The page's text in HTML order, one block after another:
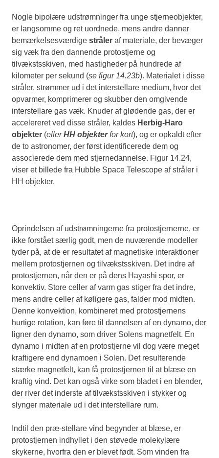
Nogle bipolære udstrømninger fra unge stjerneobjekter,
er langsomme og ret uordnede, mens andre danner
bemærkelsesværdige stråler af materiale, der bevæger
sig væk fra den dannende protostjerne og
tilvækstsskiven, med hastigheder på hundrede af
kilometer per sekund (se figur 14.23b). Materialet i disse
stråler, strømmer ud i det interstellare medium, hvor det
opvarmer, komprimerer og skubber den omgivende
interstellare gas væk. Knuder af glødende gas, der er
accelereret ved disse stråler, kaldes Herbig-Haro
objekter (ellerHH objekterfor kort), og er opkaldt efter
de to astronomer, der først identificerede dem og
associerede dem med stjernedannelse. Figur 14.24,
viser et billede fra Hubble Space Telescope af stråler i
HH objekter.
Oprindelsen af udstrømningerne fra protostjernerne, er
ikke forstået særlig godt, men de nuværende modeller
tyder på, at de er resultatet af magnetiske interaktioner
mellem protostjernen og tilvækstsskiven. Det indre af
protostjernen, når den er på dens Hayashi spor, er
konvektiv. Store celler af varm gas stiger fra det indre,
mens andre celler af køligere gas, falder mod midten.
Denne konvektion, kombineret med protostjernens
hurtige rotation, kan føre til dannelsen af en dynamo, der
ligner den dynamo, som driver Solens magnetfelt. En
dynamo i midten af en protostjerne vil dog være meget
kraftigere end dynamoen i Solen. Det resulterende
stærke magnetfelt, kan få protostjernen til at blæse en
kraftig vind. Det kan også virke som bladet i en blender,
der river det inderste af tilvækstsskiven i stykker og
slynger materiale ud i det interstellare rum.
Indtil den præ-stellare vind begynder at blæse, er
protostjernen indhyllet i den støvede molekylære
skykerne, hvorfra den er blevet født. Som vinden fra